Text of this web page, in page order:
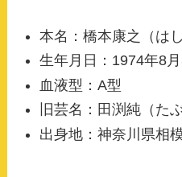
本名：橋本康之（は
生年月日：1974年8月
血液型：A型
旧芸名：田渕純（た
出身地：神奈川県相